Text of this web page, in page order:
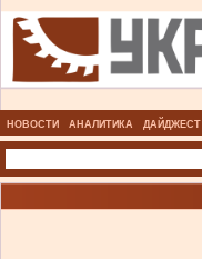
НОВОСТИ АНАЛИТИКА ДАЙДЖЕСТ